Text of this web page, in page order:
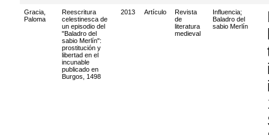
Gracia,
Paloma
Reescritura
celestinesca de
un episodio del
"Baladro del
sabio Merlín":
prostitución y
libertad en el
incunable
publicado en
Burgos, 1498
2013 Artículo
Revista
de
literatura
medieval
Influencia;
Baladro del
sabio Merlín